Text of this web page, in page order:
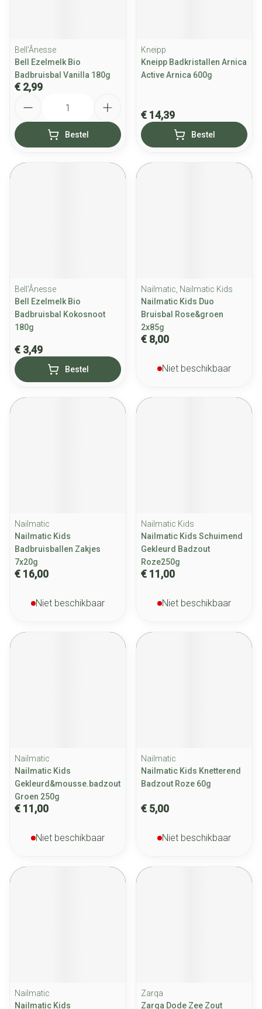
Bell’Ânesse
Bell Ezelmelk Bio
Badbruisbal Vanilla 180g
€ 2,99
Bestel
Kneipp
Kneipp Badkristallen Arnica
Active Arnica 600g
€ 14,39
Bestel
Bell’Ânesse
Bell Ezelmelk Bio
Badbruisbal Kokosnoot
180g
€ 3,49
Bestel
Nailmatic, Nailmatic Kids
Nailmatic Kids Duo
Bruisbal Rose&groen
2x85g
€ 8,00
Niet beschikbaar
Nailmatic
Nailmatic Kids
Badbruisballen Zakjes
7x20g
€ 16,00
Niet beschikbaar
Nailmatic Kids
Nailmatic Kids Schuimend
Gekleurd Badzout
Roze250g
€ 11,00
Niet beschikbaar
Nailmatic
Nailmatic Kids
Gekleurd&mousse.badzout
Groen 250g
€ 11,00
Niet beschikbaar
Nailmatic
Nailmatic Kids Knetterend
Badzout Roze 60g
€ 5,00
Niet beschikbaar
Nailmatic
Nailmatic Kids
Zarqa
Zarqa Dode Zee Zout